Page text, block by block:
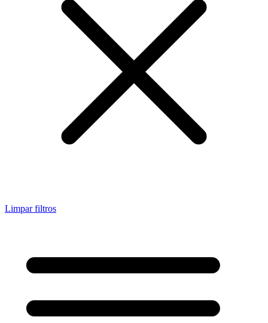
Limpar filtros